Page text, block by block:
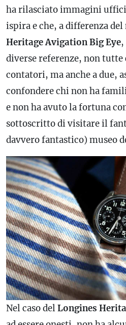
ha rilasciato immagini
ispira e che, a differenza
Heritage Avigation Big Eye
diverse referenze, non tutte
contatori, ma anche a due,
confondere chi non ha
e non ha avuto la fortuna
sottoscritto di visitare il
davvero fantastico) museo
Nel caso delLongines